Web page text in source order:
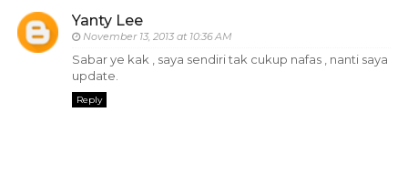
Yanty Lee
November 13, 2013 at 10:36 AM
Sabar ye kak , saya sendiri tak cukup nafas , nanti saya
update.
Reply